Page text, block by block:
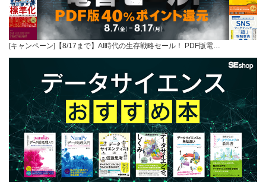
[キャンペーン]【8/17まで】AI時代の生存戦略セール！ PDF版電…